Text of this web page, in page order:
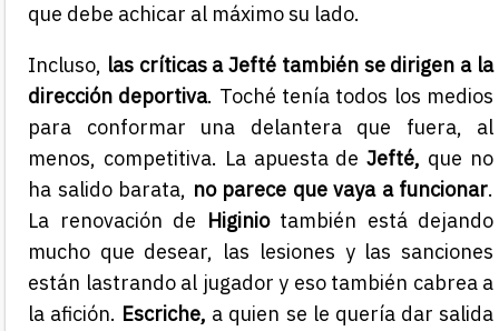
que debe achicar al máximo su lado.
Incluso, las críticas a Jefté también se dirigen a la
dirección deportiva. Toché tenía todos los medios
para conformar una delantera que fuera, al
menos, competitiva. La apuesta deJefté, que no
ha salido barata, no parece que vaya a funcionar.
La renovación de Higiniotambién está dejando
mucho que desear, las lesiones y las sanciones
están lastrando al jugador y eso también cabrea a
la afición. Escriche, a quien se le quería dar salida